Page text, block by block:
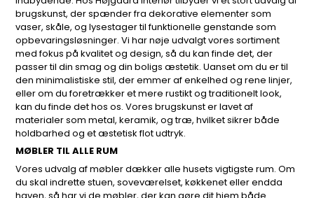
brugskunst, der spænder fra dekorative elementer som
vaser, skåle, og lysestager til funktionelle genstande som
opbevaringsløsninger. Vi har nøje udvalgt vores sortiment
med fokus på kvalitet og design, så du kan finde det, der
passer til din smag og din boligs æstetik. Uanset om du er til
den minimalistiske stil, der emmer af enkelhed og rene linjer,
eller om du foretrækker et mere rustikt og traditionelt look,
kan du finde det hos os. Vores brugskunst er lavet af
materialer som metal, keramik, og træ, hvilket sikrer både
holdbarhed og et æstetisk flot udtryk.
MØBLER TIL ALLE RUM
Vores udvalg af møbler dækker alle husets vigtigste rum. Om
du skal indrette stuen, soveværelset, køkkenet eller endda